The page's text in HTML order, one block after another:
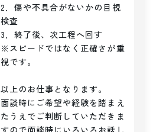
2．傷や不具合がないかの目視
検査
3．終了後、次工程へ回す
※スピードではなく正確さが重
視です。
以上のお仕事となります。
面談時にご希望や経験を踏まえ
たうえでご判断していただきま
すので面談時にいろいろお話し